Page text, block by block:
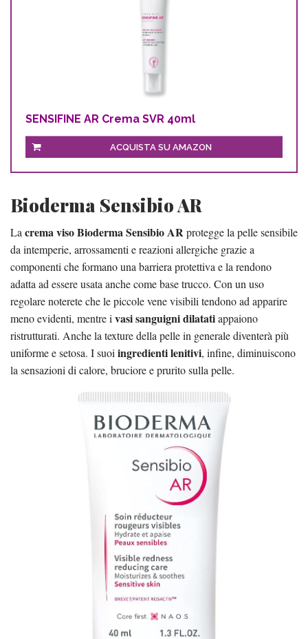
SENSIFINE AR Crema SVR 40ml
ACQUISTA SU AMAZON
Bioderma Sensibio AR
La crema viso Bioderma Sensibio ARprotegge la pelle sensibile
da intemperie, arrossamenti e reazioni allergiche grazie a
componenti che formano una barriera protettiva e la rendono
adatta ad essere usata anche come base trucco. Con un uso
regolare noterete che le piccole vene visibili tendono ad apparire
meno evidenti, mentre i vasi sanguigni dilatatiappaiono
ristrutturati. Anche la texture della pelle in generale diventerà più
uniforme e setosa. I suoi ingredienti lenitivi, infine, diminuiscono
la sensazioni di calore, bruciore e prurito sulla pelle.